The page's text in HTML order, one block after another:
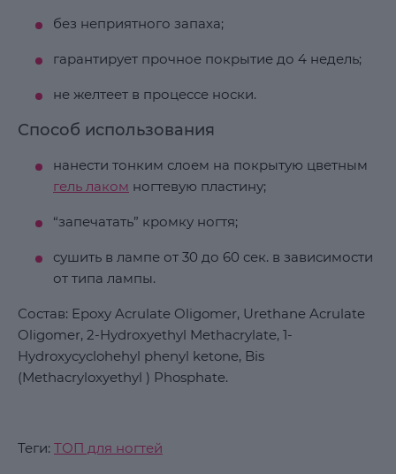
без неприятного запаха;
гарантирует прочное покрытие до 4 недель;
не желтеет в процессе носки.
Способ использования
нанести тонким слоем на покрытую цветным
гель лаком ногтевую пластину;
“запечатать” кромку ногтя;
сушить в лампе от 30 до 60 сек. в зависимости
от типа лампы.
Состав: Epoxy Acrulate Oligomer, Urethane Acrulate
Oligomer, 2-Hydroxyethyl Methacrylate, 1-
Hydroxycyclohehyl phenyl ketone, Bis
(Methacryloxyethyl ) Phosphate.
Теги: ТОП для ногтей